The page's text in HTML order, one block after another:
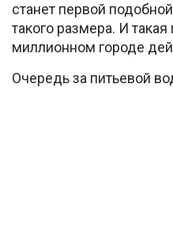
станет первой
такого размера. И
миллионном городе
Очередь за питьевой